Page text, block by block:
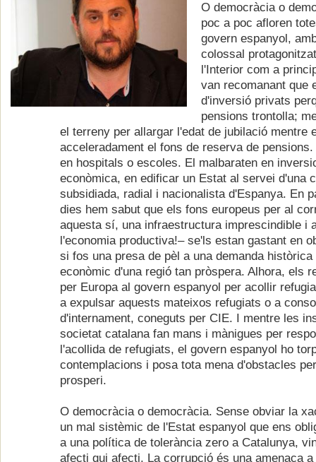
O democràcia o
poc a poc afloren
govern espanyol,
colossal
l'Interior com a
van recomanant que
d'inversió privats
pensions trontolla;
el terreny per allargar l'edat de jubilació mentre
acceleradament el fons de reserva de
en hospitals o escoles. El malbaraten en
econòmica, en edificar un Estat al servei d'una
subsidiada, radial i nacionalista d'Espanya. En
dies hem sabut que els fons europeus per al
aquesta sí, una infraestructura imprescindible i
l'economia productiva!– se'ls estan gastant en
si fos una presa de pèl a una demanda
econòmic d'una regió tan pròspera. Alhora, els
per Europa al govern espanyol per acollir
a expulsar aquests mateixos refugiats o a
d'internament, coneguts per CIE. I mentre les
societat catalana fan mans i mànigues per
l'acollida de refugiats, el govern espanyol ho
contemplacions i posa tota mena d'obstacles
prosperi.
O democràcia o democràcia. Sense obviar la
un mal sistèmic de l'Estat espanyol que ens
a una política de tolerància zero a Catalunya,
afecti qui afecti. La corrupció és una amenaça